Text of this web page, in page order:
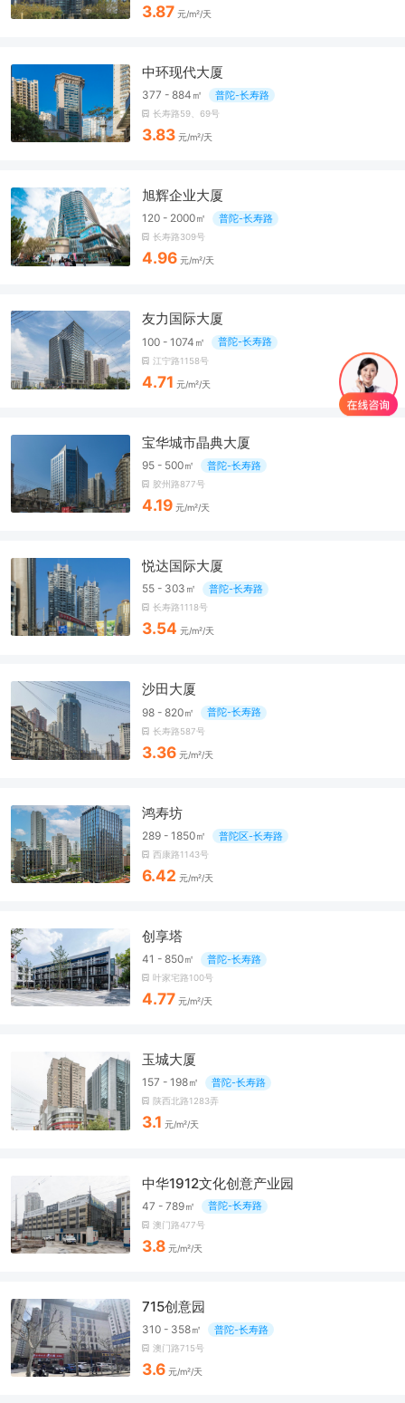
3.87 元/m²/天
中环现代大厦
377 - 884㎡ 普陀-长寿路
长寿路59、69号
3.83 元/m²/天
旭辉企业大厦
120 - 2000㎡ 普陀-长寿路
长寿路309号
4.96 元/m²/天
友力国际大厦
100 - 1074㎡ 普陀-长寿路
江宁路1158号
4.71 元/m²/天
宝华城市晶典大厦
95 - 500㎡ 普陀-长寿路
胶州路877号
4.19 元/m²/天
悦达国际大厦
55 - 303㎡ 普陀-长寿路
长寿路1118号
3.54 元/m²/天
沙田大厦
98 - 820㎡ 普陀-长寿路
长寿路587号
3.36 元/m²/天
鸿寿坊
289 - 1850㎡ 普陀区-长寿路
西康路1143号
6.42 元/m²/天
创享塔
41 - 850㎡ 普陀-长寿路
叶家宅路100号
4.77 元/m²/天
玉城大厦
157 - 198㎡ 普陀-长寿路
陕西北路1283弄
3.1 元/m²/天
中华1912文化创意产业园
47 - 789㎡ 普陀-长寿路
澳门路477号
3.8 元/m²/天
715创意园
310 - 358㎡ 普陀-长寿路
澳门路715号
3.6 元/m²/天